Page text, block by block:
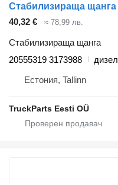
40,32 € ≈ 78,99 лв.
Стабилизираща щанга
20555319 3173988
дизел
Естония, Tallinn
TruckParts Eesti OÜ